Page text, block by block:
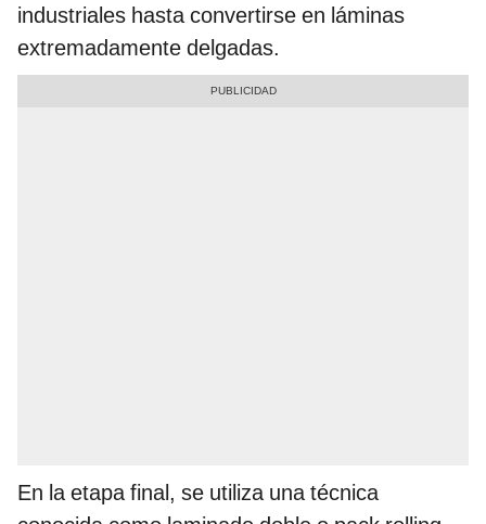
industriales hasta convertirse en láminas
extremadamente delgadas.
En la etapa final, se utiliza una técnica